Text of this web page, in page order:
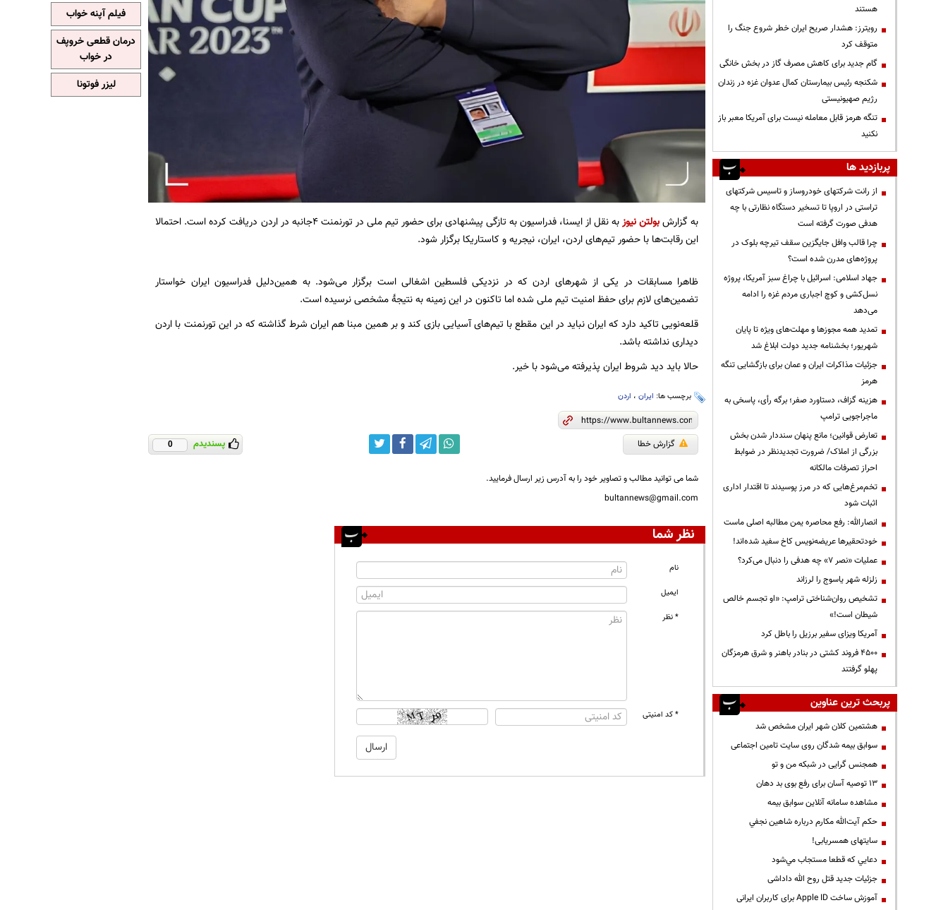
به گزارشبولتن نیوز
به نقل از ایسنا، فدراسیون به تازگی پیشنهادی برای حضور تیم ملی در تورنمنت ۴جانبه در اردن دریافت کرده است. احتمالا
این رقابت‌ها با حضور تیم‌های اردن، ایران، نیجریه و کاستاریکا برگزار شود.
ظاهرا مسابقات در یکی از شهرهای اردن که در نزدیکی فلسطین اشغالی است برگزار می‌شود. به همین‌دلیل فدراسیون ایران خواستار
تضمین‌های لازم برای حفظ امنیت تیم ملی شده اما تاکنون در این زمینه به نتیجۀ مشخصی نرسیده است.
قلعه‌نویی تاکید دارد که ایران نباید در این مقطع با تیم‌های آسیایی بازی کند و بر همین مبنا هم ایران شرط گذاشته که در این تورنمنت با اردن
دیداری نداشته باشد.
حالا باید دید شروط ایران پذیرفته می‌شود با خیر.
برچسب ها: ایران، اردن
گزارش خطا پسندیدم 0
شما می توانید مطالب و تصاویر خود را به آدرس زیر ارسال فرمایید.
bultannews@gmail.com
نظر شما
نام
ایمیل
* نظر
* کد امنیتی
هستند
رویترز: هشدار صریح ایران خطر شروع جنگ را
متوقف کرد
گام جدید برای کاهش مصرف گاز در بخش خانگی
شکنجه رئیس بیمارستان کمال عدوان غزه در زندان
رژیم صهیونیستی
تنگه هرمز قابل معامله نیست برای آمریکا معبر باز
نکنید
پربازدید ها
از رانت‌ شرکتهای خودروساز و تاسیس شرکتهای
تراستی در اروپا تا تسخیر دستگاه نظارتی با چه
هدفی صورت گرفته است
چرا قالب وافل جایگزین سقف تیرچه بلوک در
پروژه‌های مدرن شده است؟
جهاد اسلامی: اسرائیل با چراغ سبز آمریکا، پروژه
نسل‌کشی و کوچ اجباری مردم غزه را ادامه
می‌دهد
تمدید همه مجوزها و مهلت‌های ویژه تا پایان
شهریور؛ بخشنامه جدید دولت ابلاغ شد
جزئیات مذاکرات ایران و عمان برای بازگشایی تنگه
هرمز
هزینه گزاف، دستاورد صفر؛ برگه رأی، پاسخی به
ماجراجویی ترامپ
تعارض قوانین؛ مانع پنهان سنددار شدن بخش
بزرگی از املاک/ ضرورت تجدیدنظر در ضوابط
احراز تصرفات مالکانه
تخم‌مرغ‌هایی که در مرز پوسیدند تا اقتدار اداری
اثبات شود
انصارالله: رفع محاصره یمن مطالبه اصلی ماست
خودتحقیرها عریضه‌نویس کاخ سفید شده‌اند!
عملیات «نصر ۷» چه هدفی را دنبال می‌کرد؟
زلزله شهر یاسوج را لرزاند
تشخیص روان‌شناختی ترامپ: «او تجسم خالص
شیطان است!»
آمریکا ویزای سفیر برزیل را باطل کرد
۴۵۰۰ فروند کشتی در بنادر باهنر و شرق هرمزگان
پهلو گرفتند
پربحث ترین عناوین
هشتمین کلان شهر ایران مشخص شد
سوابق بیمه شدگان روی سایت تامین اجتماعی
همجنس گرایی در شبکه من و تو
13 توصیه آسان برای رفع بوی بد دهان
مشاهده سامانه آنلاين سوابق بیمه
حكم آيت‌الله مكارم درباره شاهين نجفي
سایتهای همسریابی!
دعايي كه قطعا مستجاب مي‌شود
جزئیات جدید قتل روح الله داداشی
آموزش ساخت Apple ID برای کاربران ایرانی
فیلم آپنه خواب
درمان قطعی خروپف
در خواب
لیزر فوتونا